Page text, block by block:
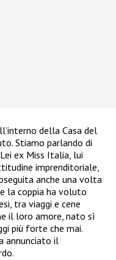
della Casa del
Stiamo parlando di
ex Miss Italia, lui
imprenditoriale,
anche una volta
la coppia ha voluto
tra viaggi e cene
il loro amore, nato sì
più forte che mai.
annunciato il